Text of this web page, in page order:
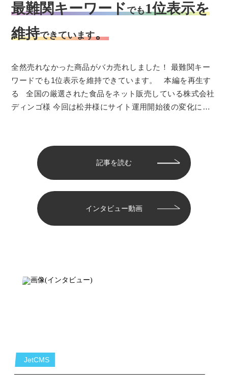
最難関キーワードでも1位表示を
維持できています。
全然売れなかった商品がバカ売れしました！ 最難関キー
ワードでも1位表示を維持できています。 本編を再生す
る 全国の厳選された食品をネット販売している株式会社
ディンゴ様 今回は松井様にサイト運用開始後の変化につ
記事を読む
インタビュー動画
JetCMS